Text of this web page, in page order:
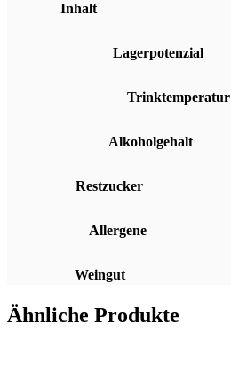
Inhalt
Lagerpotenzial
Trinktemperatur
Alkoholgehalt
Restzucker
Allergene
Weingut
Ähnliche Produkte